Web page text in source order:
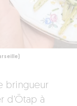
bringueur
d’Ötap à